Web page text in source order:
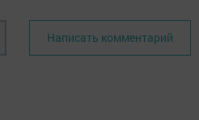
Написать комментарий